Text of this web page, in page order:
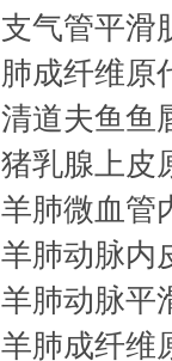
支气管平滑
肺成纤维原
清道夫鱼鱼
猪乳腺上皮
羊肺微血管
羊肺动脉内
羊肺动脉平
羊肺成纤维